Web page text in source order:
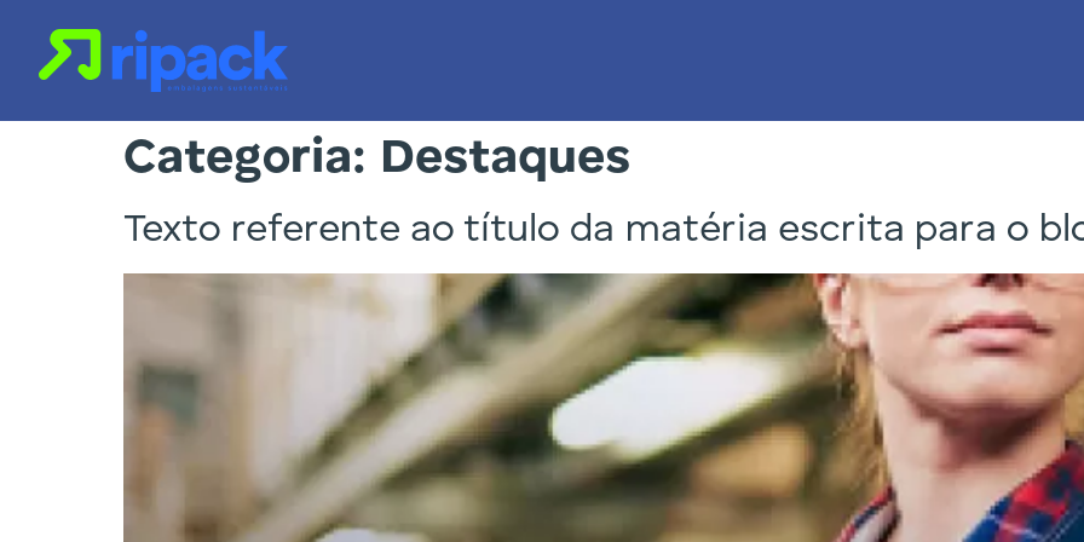
Categoria: Destaques
Texto referente ao título da matéria escrita para o